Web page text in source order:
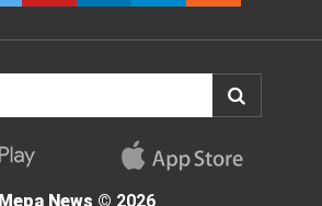
Mepa News © 2026